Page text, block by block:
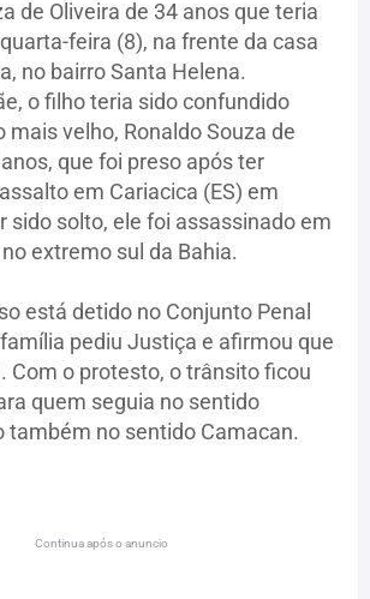
de Oliveira de 34 anos que teria
feira (8), na frente da casa
no bairro Santa Helena.
o filho teria sido confundido
mais velho, Ronaldo Souza de
que foi preso após ter
em Cariacica (ES) em
sido solto, ele foi assassinado em
extremo sul da Bahia.
está detido no Conjunto Penal
pediu Justiça e afirmou que
Com o protesto, o trânsito ficou
quem seguia no sentido
também no sentido Camacan.
Continua após o anuncio